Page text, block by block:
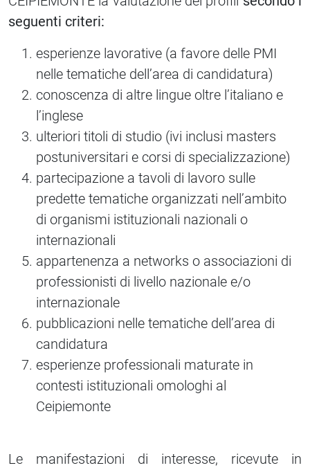
seguenti criteri:
esperienze lavorative (a favore delle PMI
nelle tematiche dell’area di candidatura)
conoscenza di altre lingue oltre l’italiano e
l’inglese
ulteriori titoli di studio (ivi inclusi masters
postuniversitari e corsi di specializzazione)
partecipazione a tavoli di lavoro sulle
predette tematiche organizzati nell’ambito
di organismi istituzionali nazionali o
internazionali
appartenenza a networks o associazioni di
professionisti di livello nazionale e/o
internazionale
pubblicazioni nelle tematiche dell’area di
candidatura
esperienze professionali maturate in
contesti istituzionali omologhi al
Ceipiemonte
Le manifestazioni di interesse, ricevute in